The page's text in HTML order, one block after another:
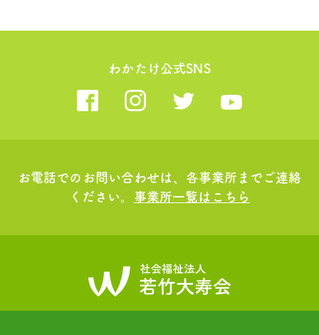
わかたけ公式SNS
お電話でのお問い合わせは、各事業所までご連絡
ください。 事業所一覧はこちら